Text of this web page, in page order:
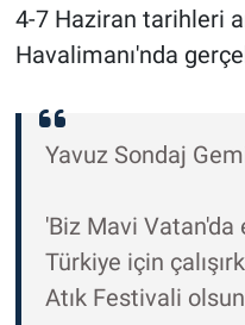
4-7 Haziran tarihleri
Havalimanı'nda
Yavuz Sondaj
'Biz Mavi Vatan'da
Türkiye için
Atık Festivali